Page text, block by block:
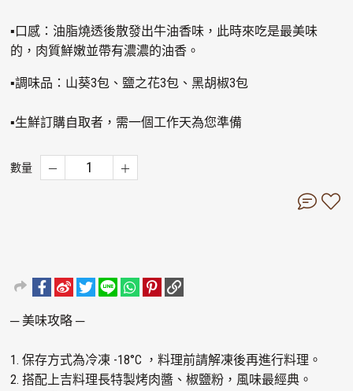
▪口感：油脂燒透後散發出牛油香味，此時來吃是最美味
的，肉質鮮嫩並帶有濃濃的油香。
▪調味品：山葵3包、鹽之花3包、黑胡椒3包
▪生鮮訂購自取者，需一個工作天為您準備
數量
─ 美味攻略 ─
1. 保存方式為冷凍 -18°C ，料理前請解凍後再進行料理。
2. 搭配上吉料理長特製烤肉醬、椒鹽粉，風味最經典。